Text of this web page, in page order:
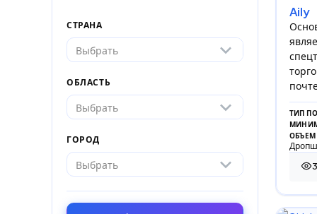
СТРАНА
Выбрать
ОБЛАСТЬ
Выбрать
ГОРОД
Выбрать
Aily
ТИП
37